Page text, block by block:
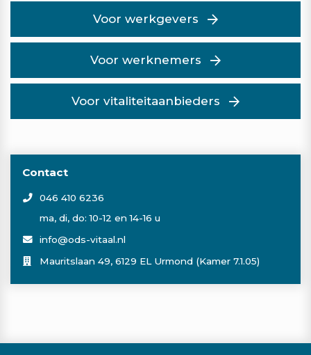
Voor werkgevers
Voor werknemers
Voor vitaliteitaanbieders
Contact
046 410 6236
ma, di, do: 10-12 en 14-16 u
info@ods-vitaal.nl
Mauritslaan 49, 6129 EL Urmond (Kamer 7.1.05)